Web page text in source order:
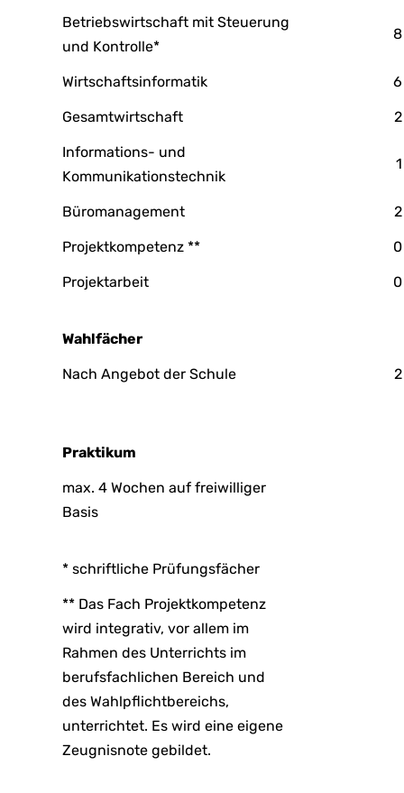
Betriebswirtschaft mit Steuerung
und Kontrolle*
8
Wirtschaftsinformatik 6
Gesamtwirtschaft 2
Informations- und
Kommunikationstechnik
1
Büromanagement 2
Projektkompetenz ** 0
Projektarbeit 0
Wahlfächer
Nach Angebot der Schule 2
Praktikum
max. 4 Wochen auf freiwilliger
Basis
* schriftliche Prüfungsfächer
** Das Fach Projektkompetenz
wird integrativ, vor allem im
Rahmen des Unterrichts im
berufsfachlichen Bereich und
des Wahlpflichtbereichs,
unterrichtet. Es wird eine eigene
Zeugnisnote gebildet.